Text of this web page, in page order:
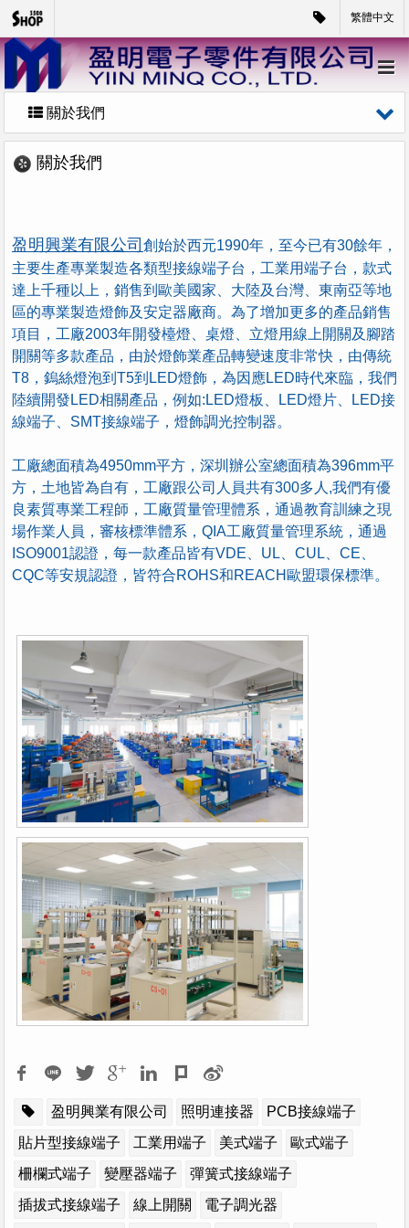
繁體中文
關於我們
關於我們
盈明興業有限公司 創始於西元1990年，至今已有30餘年，
主要生產專業製造各類型接線端子台，工業用端子台，款式
達上千種以上，銷售到歐美國家、大陸及台灣、東南亞等地
區的專業製造燈飾及安定器廠商。為了增加更多的產品銷售
項目，工廠2003年開發檯燈、桌燈、立燈用線上開關及腳踏
開關等多款產品，由於燈飾業產品轉變速度非常快，由傳統
T8，鎢絲燈泡到T5到LED燈飾，為因應LED時代來臨，我們
陸續開發LED相關產品，例如:LED燈板、LED燈片、LED接
線端子、SMT接線端子，燈飾調光控制器。
工廠總面積為4950mm平方，深圳辦公室總面積為396mm平
方，土地皆為自有，工廠跟公司人員共有300多人,我們有優
良素質專業工程師，工廠質量管理體系，通過教育訓練之現
場作業人員，審核標準體系，QIA工廠質量管理系統，通過
ISO9001認證，每一款產品皆有VDE、UL、CUL、CE、
CQC等安規認證，皆符合ROHS和REACH 歐盟環保標準。
盈明興業有限公司 照明連接器
PCB接線端子
貼片型接線端子
工業用端子 美式端子
歐式端子
柵欄式端子
變壓器端子
彈簧式接線端子
插拔式接線端子
線上開關 電子調光器